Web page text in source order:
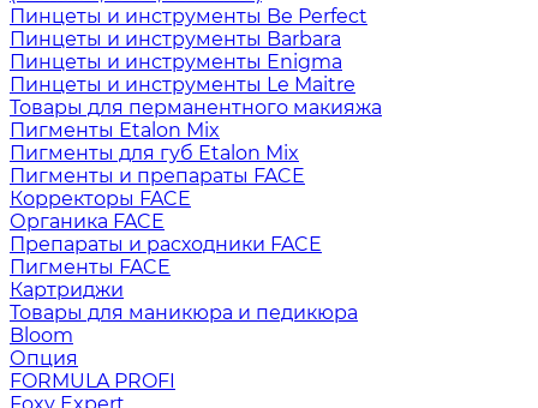
Пинцеты и инструменты Be Perfect
Пинцеты и инструменты Barbara
Пинцеты и инструменты Enigma
Пинцеты и инструменты Le Maitre
Товары для перманентного макияжа
Пигменты Etalon Mix
Пигменты для губ Etalon Mix
Пигменты и препараты FACE
Корректоры FACE
Органика FACE
Препараты и расходники FACE
Пигменты FACE
Картриджи
Товары для маникюра и педикюра
Bloom
Опция
FORMULA PROFI